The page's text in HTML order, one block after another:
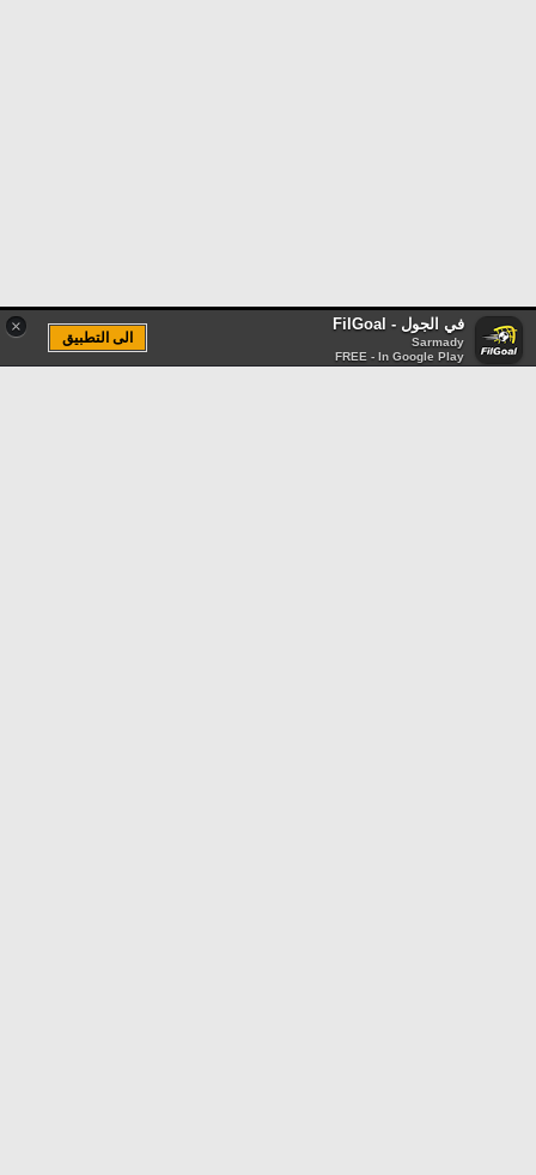
× في الجول - FilGoal
Sarmady
FREE - In Google Play
الى التطبيق